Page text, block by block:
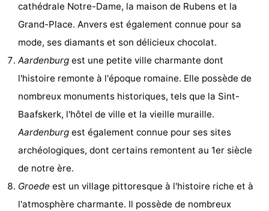
cathédrale Notre-Dame, la maison de Rubens et la
Grand-Place. Anvers est également connue pour sa
mode, ses diamants et son délicieux chocolat.
Aardenburg est une petite ville charmante dont
l'histoire remonte à l'époque romaine. Elle possède de
nombreux monuments historiques, tels que la Sint-
Baafskerk, l'hôtel de ville et la vieille muraille.
Aardenburg est également connue pour ses sites
archéologiques, dont certains remontent au 1er siècle
de notre ère.
Groede est un village pittoresque à l'histoire riche et à
l'atmosphère charmante. Il possède de nombreux